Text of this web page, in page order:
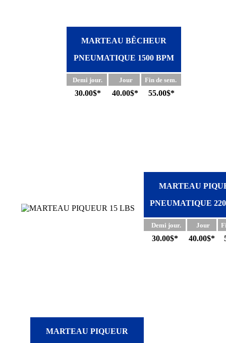
MARTEAU BÊCHEUR
PNEUMATIQUE 1500 BPM
Demi jour. Jour Fin de sem.
30.00$* 40.00$* 55.00$*
MARTEAU
PNEUMATIQUE
Demi jour. Jour
30.00$* 40.00$*
MARTEAU PIQUEUR